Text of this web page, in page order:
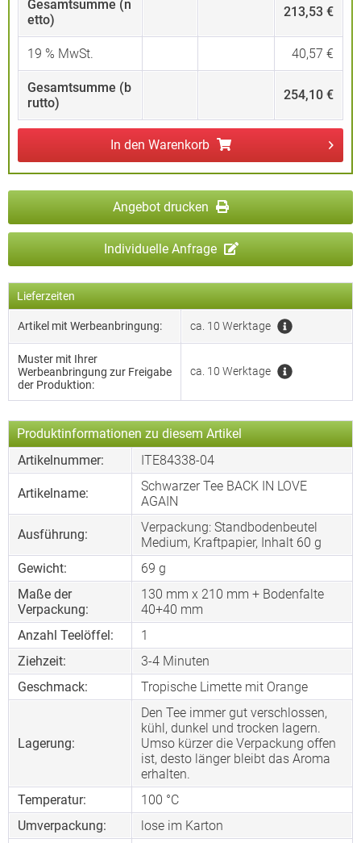
Gesamtsumme (n
etto)
213,53 €
19 % MwSt. 40,57 €
Gesamtsumme (b
rutto)
254,10 €
In den Warenkorb
Angebot drucken
Individuelle Anfrage
Lieferzeiten
Artikel mit Werbeanbringung: ca. 10 Werktage
Muster mit Ihrer
Werbeanbringung zur Freigabe
der Produktion:
ca. 10 Werktage
Produktinformationen zu diesem Artikel
Artikelnummer:
ITE84338-04
Artikelname:
Schwarzer Tee BACK IN LOVE
AGAIN
Ausführung:
Verpackung: Standbodenbeutel
Medium, Kraftpapier, Inhalt 60 g
Gewicht:
69 g
Maße der
Verpackung:
130 mm x 210 mm + Bodenfalte
40+40 mm
Anzahl Teelöffel:
1
Ziehzeit:
3-4 Minuten
Geschmack:
Tropische Limette mit Orange
Lagerung:
Den Tee immer gut verschlossen,
kühl, dunkel und trocken lagern.
Umso kürzer die Verpackung offen
ist, desto länger bleibt das Aroma
erhalten.
Temperatur:
100 °C
Umverpackung:
lose im Karton